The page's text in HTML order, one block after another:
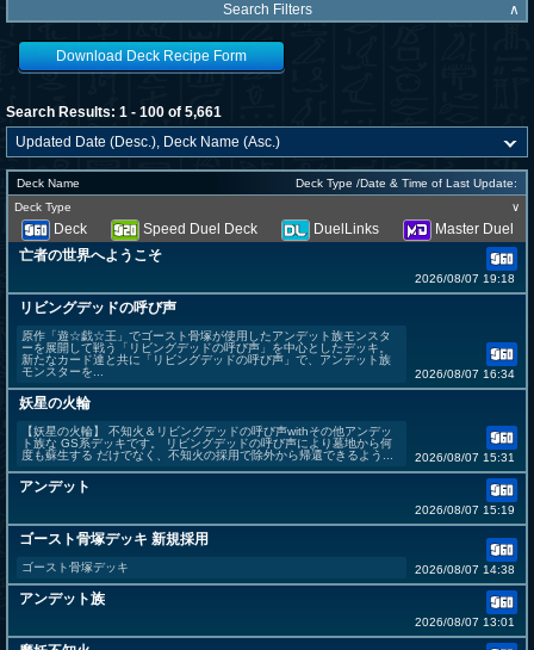
Search Filters ∧
Download Deck Recipe Form
Search Results: 1 - 100 of 5,661
Deck Name
Deck Type /Date & Time of Last Update:
Deck Type
∨
Deck Speed Duel Deck DuelLinks
Master Duel
亡者の世界へようこそ
2026/08/07 19:18
リビングデッドの呼び声
原作「遊☆戯☆王」でゴースト骨塚が使用したアンデット族モンスタ
ーを展開して戦う「リビングデッドの呼び声」を中心としたデッキ。
新たなカード達と共に「リビングデッドの呼び声」で、アンデット族
モンスターを...
2026/08/07 16:34
妖星の火輪
【妖星の火輪】 不知火＆リビングデッドの呼び声withその他アンデッ
ト族な GS系デッキです。 リビングデッドの呼び声により墓地から何
度も蘇生する だけでなく、不知火の採用で除外から帰還できるよう...
2026/08/07 15:31
アンデット
2026/08/07 15:19
ゴースト骨塚デッキ 新規採用
ゴースト骨塚デッキ 2026/08/07 14:38
アンデット族
2026/08/07 13:01